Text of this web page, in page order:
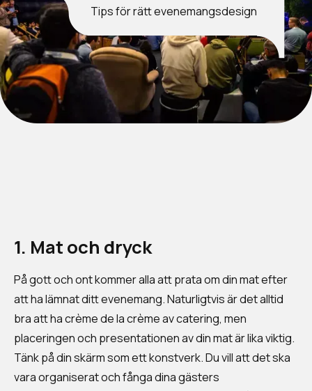
Tips för rätt evenemangsdesign
1. Mat och dryck
På gott och ont kommer alla att prata om din mat efter
att ha lämnat ditt evenemang. Naturligtvis är det alltid
bra att ha crème de la crème av catering, men
placeringen och presentationen av din mat är lika viktig.
Tänk på din skärm som ett konstverk. Du vill att det ska
vara organiserat och fånga dina gästers